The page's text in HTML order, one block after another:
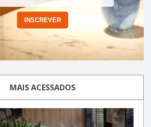
MAIS ACESSADOS